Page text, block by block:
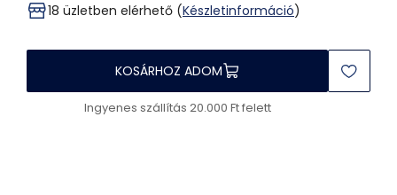
18 üzletben elérhető (Készletinformáció)
KOSÁRHOZ ADOM
Ingyenes szállítás 20.000 Ft felett